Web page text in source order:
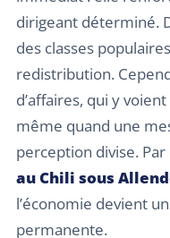
dirigeant déterminé.
des classes
redistribution.
d’affaires, qui y
même quand une
perception divise.
au Chili sous
l’économie devient
permanente.